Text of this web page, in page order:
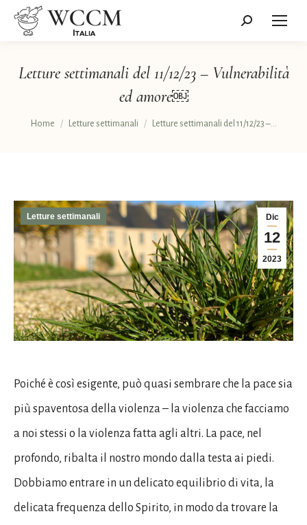
Cerca:
Letture settimanali del 11/12/23 – Vulnerabilità
ed amore￼
Tu sei qui:
Home Letture settimanali Letture settimanali del 11/12/23 –…
Dic
12
2023
Letture settimanali
Poiché è così esigente, può quasi sembrare che la pace sia
più spaventosa della violenza – la violenza che facciamo
a noi stessi o la violenza fatta agli altri. La pace, nel
profondo, ribalta il nostro mondo dalla testa ai piedi.
Dobbiamo entrare in un delicato equilibrio di vita, la
delicata frequenza dello Spirito, in modo da trovare la